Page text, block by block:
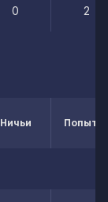
0 2
Ничьи